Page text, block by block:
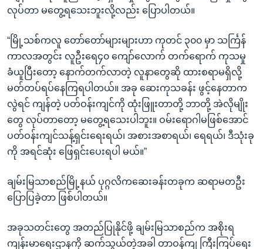
လုပ်တာ မတွေ့ရသေးဘူးလို့လည်း ပြောပါတယ်။
“မြို့သစ်ကလူ တော်တော်များများဟာ ကုတင် ၃၀၀ မှာ သင်္ကြန်
ကာလအတွင်း လူဦးရေ၄၀ ကျော်လောက် တက်ရောက် ကုသမှု
ခံယူပြီးတော့ နောက်တက်လာတဲ့ လူနာတွေဆို ထားစရာမရှိလို့
မတ်တပ်ရပ်နေကြရပါတယ်။ အခု ဆေးကုသခန်း ဖွင့်နေတာက
လွဲရင် ကျန်တဲ့ ပတ်ဝန်းကျင်ကို ထုံးဖြူးတာတို့ ဘာတို့ အဲလိုမျိုး
တွေ လုပ်တာတော့ မတွေ့ရသေးပါဘူး။ ဝမ်းရောဂါမဖြစ်အောင်
ပတ်ဝန်းကျင်သန့်ရှင်းရေးရယ်၊ အစားအစာရယ်၊ ရေရယ်၊ ဒီသုံးခု
ကို အရင်ဆုံး ဖြေရှင်းပေးရပါ မယ်။”
ချမ်းမြသာစည်မြို့နယ် ပုဂ္ဂလိကဆေးခန်းတခုက ဆရာမတဦး
ပြောပြခဲ့တာ ဖြစ်ပါတယ်။
အခုသတင်းတွေ အတည်ပြုနိုင်ဖို့ ချမ်းမြသာစည်က အစိုးရ
ကျန်းမာရေးဌာနကို ဆက်သွယ်တဲ့အခါ တာဝန်ကျ ကြီးကြပ်ရေး